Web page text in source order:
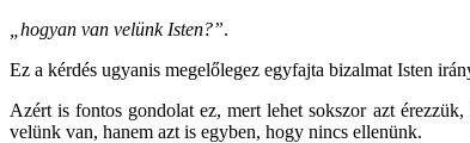
„hogyan van velünk Isten?”.
Ez a kérdés ugyanis megelőlegez egyfajta bizalmat Isten
Azért is fontos gondolat ez, mert lehet sokszor azt
velünk van, hanem azt is egyben, hogy nincs ellenünk.